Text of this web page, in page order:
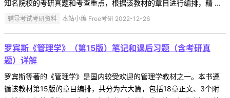
知名院校的考研真题和考查重点，根据该教材的章目进行编排，精 ...
辅导考试考研资料 本站小编 Free考研 2022-12-26
罗宾斯《管理学》（第15版）笔记和课后习题（含考研真
题）详解
罗宾斯等著的《管理学》是国内较受欢迎的管理学教材之一。本书遵
循该教材第15版的章目编排，共分为六大篇，包括18章正文、3个附